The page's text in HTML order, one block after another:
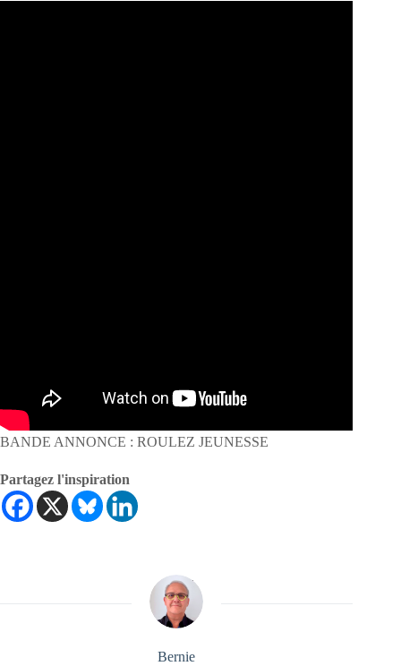
BANDE ANNONCE : ROULEZ JEUNESSE
Partagez l'inspiration
Bernie